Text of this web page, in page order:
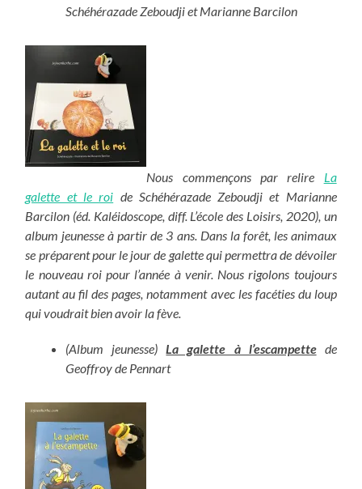
Schéhérazade Zeboudji et Marianne Barcilon
Nous commençons par relire La
galette et le roi de Schéhérazade Zeboudji et Marianne
Barcilon (éd. Kaléidoscope, diff. L’école des Loisirs, 2020), un
album jeunesse à partir de 3 ans. Dans la forêt, les animaux
se préparent pour le jour de galette qui permettra de dévoiler
le nouveau roi pour l’année à venir. Nous rigolons toujours
autant au fil des pages, notamment avec les facéties du loup
qui voudrait bien avoir la fève.
(Album jeunesse) La galette à l’escampettede
Geoffroy de Pennart